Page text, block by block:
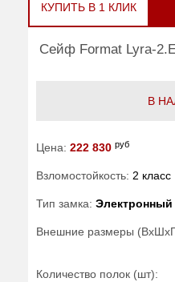
КУПИТЬ В 1 КЛИК
Сейф Format Lyra-
В
Цена: 222 830 руб
Взломостойкость: 2 класс
Тип замка: Электронный
Внешние размеры
Количество полок (шт):